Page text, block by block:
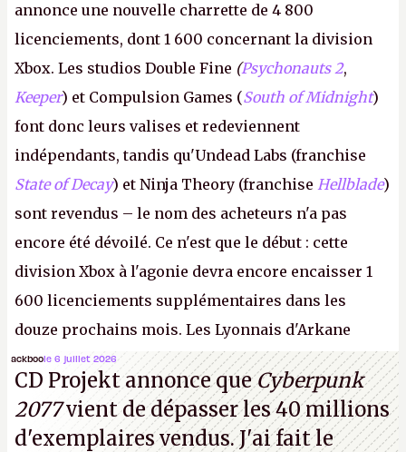
annonce une nouvelle charrette de 4 800
licenciements, dont 1 600 concernant la division
Xbox. Les studios Double Fine (Psychonauts 2,
Keeper) et Compulsion Games (South of Midnight)
font donc leurs valises et redeviennent
indépendants, tandis qu'Undead Labs (franchise
State of Decay) et Ninja Theory (franchise Hellblade)
sont revendus – le nom des acheteurs n'a pas
encore été dévoilé. Ce n'est que le début : cette
division Xbox à l'agonie devra encore encaisser 1
600 licenciements supplémentaires dans les
douze prochains mois. Les Lyonnais d'Arkane
(Dishonored, Deathloop) pourraient faire partie des
prochaines victimes, puisque Microsoft a confirmé
vouloir se séparer du studio.A.
ackboole 6 juillet 2026
CD Projekt annonce queCyberpunk
2077vient de dépasser les 40 millions
d'exemplaires vendus. J'ai fait le